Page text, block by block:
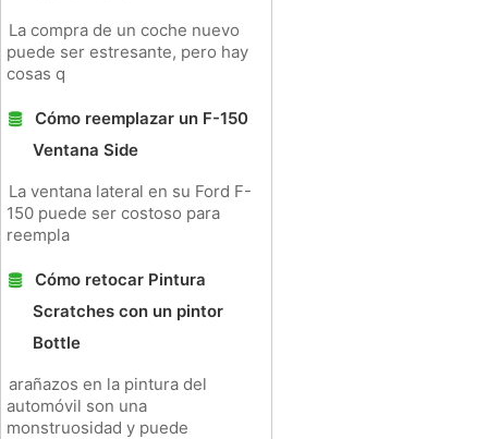
La compra de un coche nuevo
puede ser estresante, pero hay
cosas q
Cómo reemplazar un F-150
Ventana Side
La ventana lateral en su Ford F-
150 puede ser costoso para
reempla
Cómo retocar Pintura
Scratches con un pintor
Bottle
arañazos en la pintura del
automóvil son una
monstruosidad y puede